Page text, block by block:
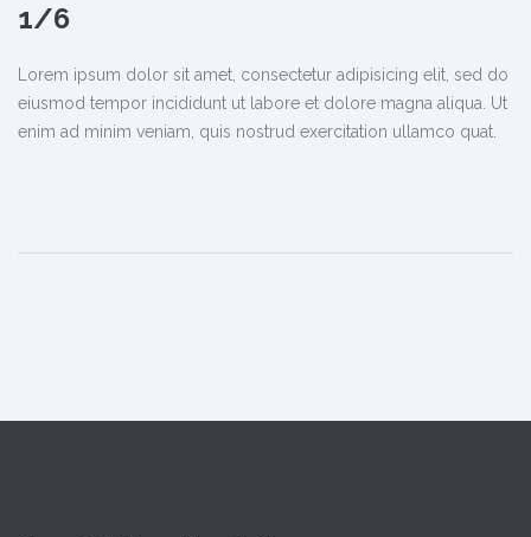
1/6
Lorem ipsum dolor sit amet, consectetur adipisicing elit, sed do
eiusmod tempor incididunt ut labore et dolore magna aliqua. Ut
enim ad minim veniam, quis nostrud exercitation ullamco quat.